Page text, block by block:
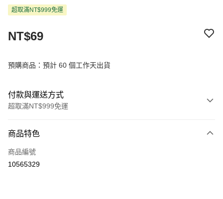
超取滿NT$999免運
NT$69
預購商品：預計 60 個工作天出貨
付款與運送方式
超取滿NT$999免運
信用卡一次付款
超商取貨付款
商品特色
商品編號
10565329